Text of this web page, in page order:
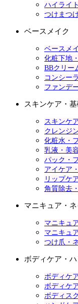
ハイライ
つけまつ
ベースメイク
ベースメ
化粧下地
BBクリー
コンシー
ファンデ
スキンケア・
スキンケ
クレンジ
化粧水・
乳液・美
パック・
アイケア
リップケ
角質除去
マニキュア・
マニキュ
マニキュ
つけ爪・
ボディケア・
ボディケ
ボディケ
ボディス